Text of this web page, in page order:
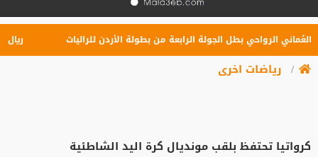
الرواحي بطل الجولة الرابعة من بطولة الأردن للراليات ريال
رياضات اخرى
كرواتيا تحتفظ بلقب مونديال كرة اليد الشاطئية